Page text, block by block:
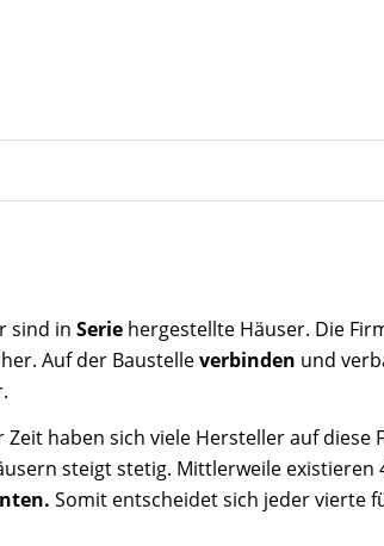
sind inSerie hergestellte Häuser. Die
Auf der Baustelleverbinden und
Zeit haben sich viele Hersteller auf diese
steigt stetig. Mittlerweile existieren
Somit entscheidet sich jeder vierte